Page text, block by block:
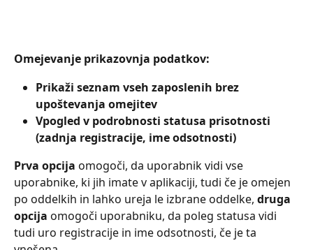
Omejevanje prikazovnja podatkov:
Prikaži seznam vseh zaposlenih brez
upoštevanja omejitev
Vpogled v podrobnosti statusa prisotnosti
(zadnja registracije, ime odsotnosti)
Prva opcija omogoči, da uporabnik vidi vse
uporabnike, ki jih imate v aplikaciji, tudi če je omejen
po oddelkih in lahko ureja le izbrane oddelke, druga
opcija omogoči uporabniku, da poleg statusa vidi
tudi uro registracije in ime odsotnosti, če je ta